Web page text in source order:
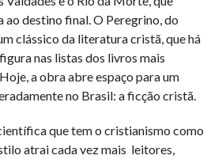
ao destino final. O Peregrino, do
clássico da literatura cristã, que há
nas listas dos livros mais
a obra abre espaço para um
no Brasil: a ficção cristã.
que tem o cristianismo como
atrai cada vez mais leitores,